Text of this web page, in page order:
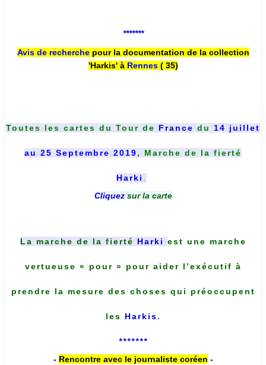
*******
Avis de recherche pour la documentation de la collection
'Harkis' à Rennes( 35)
Toutes les cartes du Tour de France du 14 juillet
au 25 Septembre 2019, Marche de la fierté
Harki
Cliquez sur la carte
La marche de la fierté Harki est une marche
vertueuse « pour » pour aider l’exécutif à
prendre la mesure des choses qui préoccupent
les Harkis.
*******
- Rencontre avec le journaliste coréen -